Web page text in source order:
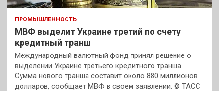
ПРОМЫШЛЕННОСТЬ
МВФ выделит Украине третий по счету
кредитный транш
Международный валютный фонд принял решение о
выделении Украине третьего кредитного транша.
Сумма нового транша составит около 880 миллионов
долларов, сообщает МВФ в своем заявлении. © ТАСС